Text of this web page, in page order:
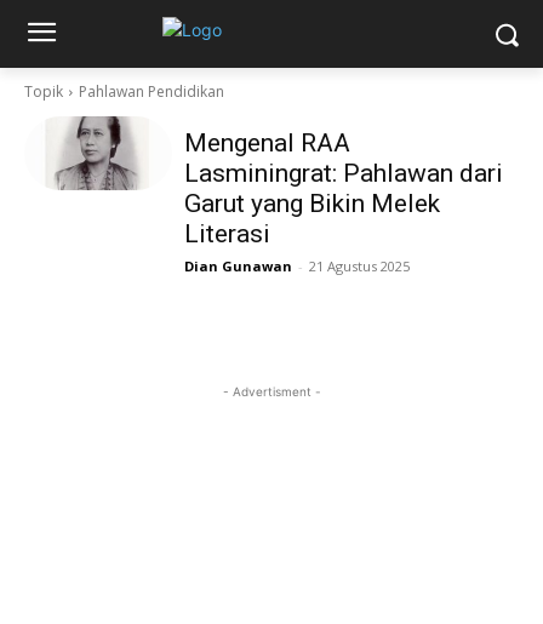
Topik Pahlawan Pendidikan
Mengenal RAA
Lasminingrat: Pahlawan dari
Garut yang Bikin Melek
Literasi
Dian Gunawan - 21 Agustus 2025
- Advertisment -